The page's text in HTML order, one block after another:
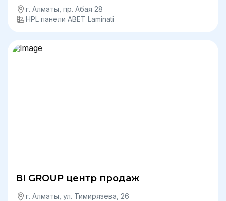
г. Алматы, пр. Абая 28
HPL панели ABET Laminati
BI GROUP центр продаж
г. Алматы, ул. Тимирязева, 26